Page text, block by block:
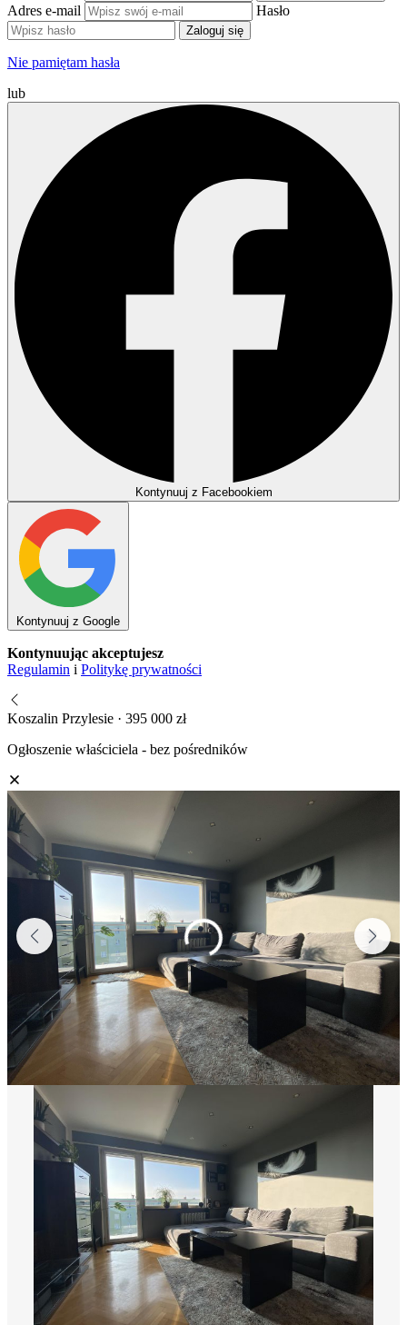
Adres e-mail Hasło
Zaloguj się
Nie pamiętam hasła
lub
Kontynuuj z Facebookiem
Kontynuuj z Google
Kontynuując akceptujesz
Regulamin i Politykę prywatności
Koszalin Przylesie · 395 000 zł
Ogłoszenie właściciela - bez pośredników